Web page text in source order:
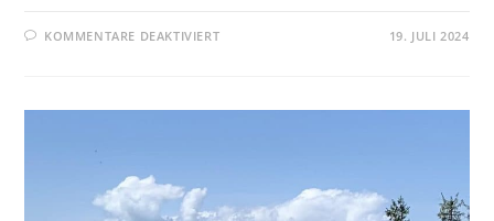
KOMMENTARE DEAKTIVIERT 19. JULI 2024